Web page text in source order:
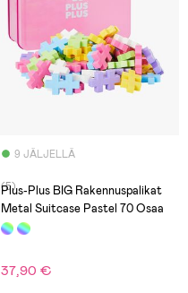
9 JÄLJELLÄ
(5)
Plus-Plus BIG Rakennuspalikat
Metal Suitcase Pastel 70 Osaa
37,90 €